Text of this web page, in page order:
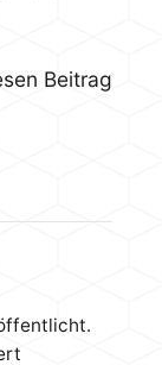
Beitrag